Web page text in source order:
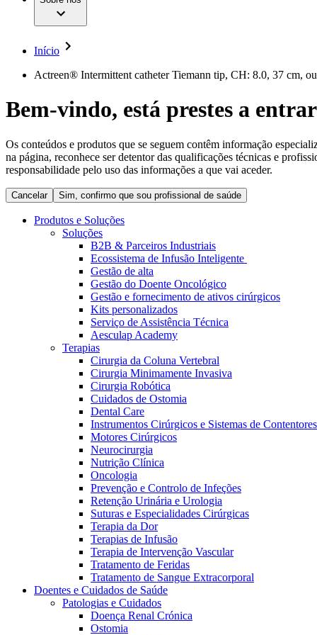
Motores Cirúrgicos
Nutrição Clínica
Oncologia
Retenção Urinária e Urologia
Suturas e Especialidades Cirúrgicas
Terapia da Dor
Terapia de Intervenção Vascular
Tratamento de Feridas
Tratamento de Sangue Extracorporal
Soluções
Patologias e Cuidados
Serviços
Cuidados Domiciliários
A nossa cultura
Vagas disponíveis
Descubra as tuas oportunidades de carreira na B. Braun.
Acesso aos Cuidados de Saúde
Comunicados de Imprensa
Contactos
Formulário de Contacto
Empresa
Responsabilidade
Contactos
Início
Actreen® Intermittent catheter Tiemann tip, CH: 8.0, 37 cm,
Bem-vindo, está prestes a
Os conteúdos e produtos que se seguem contêm informação
na página, reconhece ser detentor das qualificações técnicas e
responsabilidade pelo uso das informações a que vai aceder.
Cancelar Sim, confirmo que sou profissional de saúde
Produtos e Soluções
Soluções
B2B & Parceiros Industriais
Ecossistema de Infusão Inteligente
Gestão de alta
Gestão do Doente Oncológico
Gestão e fornecimento de ativos cirúrgicos
Kits personalizados
Serviço de Assistência Técnica
Aesculap Academy
Terapias
Cirurgia da Coluna Vertebral
Cirurgia Minimamente Invasiva
Cirurgia Robótica
Cuidados de Ostomia
Dental Care
Instrumentos Cirúrgicos e Sistemas de
Motores Cirúrgicos
Neurocirurgia
Nutrição Clínica
Oncologia
Prevenção e Controlo de Infeções
Retenção Urinária e Urologia
Suturas e Especialidades Cirúrgicas
Terapia da Dor
Terapias de Infusão
Terapia de Intervenção Vascular
Tratamento de Feridas
Tratamento de Sangue Extracorporal
Doentes e Cuidados de Saúde
Patologias e Cuidados
Doença Renal Crónica
Ostomia